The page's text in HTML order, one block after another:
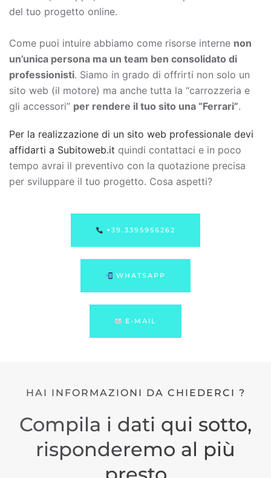
del tuo progetto online.
Come puoi intuire abbiamo come risorse interne non
un’unica persona ma un team ben consolidato di
professionisti. Siamo in grado di offrirti non solo un
sito web (il motore) ma anche tutta la “carrozzeria e
gli accessori” per rendere il tuo sito una “Ferrari”.
Per la realizzazione di un sito web professionale devi
affidarti a Subitoweb.it quindi contattaci e in poco
tempo avrai il preventivo con la quotazione precisa
per sviluppare il tuo progetto. Cosa aspetti?
+39.3395956262
WHATSAPP
E-MAIL
HAI INFORMAZIONI DA CHIEDERCI ?
Compila i dati qui sotto,
risponderemo al più